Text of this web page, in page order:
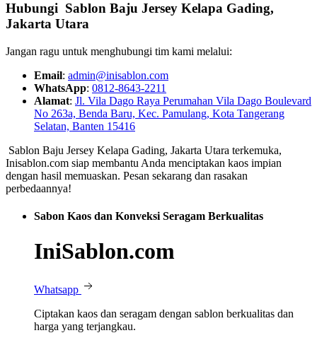
Hubungi Sablon Baju Jersey Kelapa Gading,
Jakarta Utara
Jangan ragu untuk menghubungi tim kami melalui:
Email: admin@inisablon.com
WhatsApp: 0812-8643-2211
Alamat: Jl. Vila Dago Raya Perumahan Vila Dago Boulevard
No 263a, Benda Baru, Kec. Pamulang, Kota Tangerang
Selatan, Banten 15416
Sablon Baju Jersey Kelapa Gading, Jakarta Utara terkemuka,
Inisablon.com siap membantu Anda menciptakan kaos impian
dengan hasil memuaskan. Pesan sekarang dan rasakan
perbedaannya!
Sabon Kaos dan Konveksi Seragam Berkualitas
IniSablon.com
Whatsapp
Ciptakan kaos dan seragam dengan sablon berkualitas dan
harga yang terjangkau.